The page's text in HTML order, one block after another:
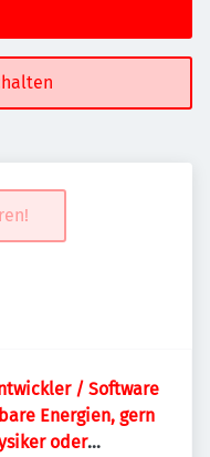
/ Software
Energien, gern
oder